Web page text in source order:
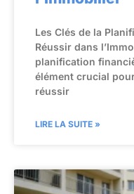
Les Clés de la
Réussir dans
planification
élément crucial
réussir
LIRE LA SUITE »